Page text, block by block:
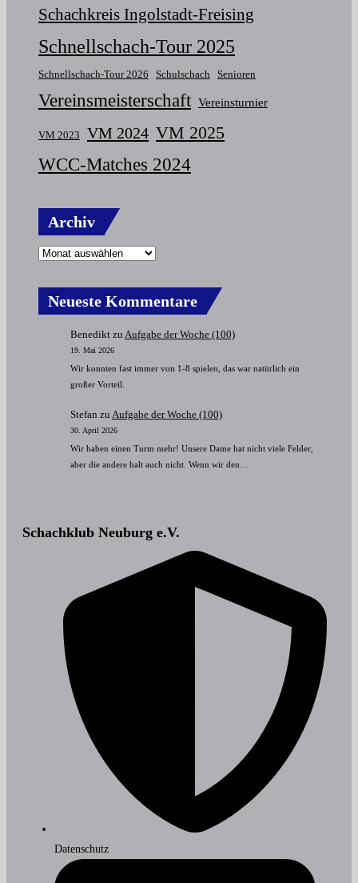
Schachkreis Ingolstadt-Freising
Schnellschach-Tour 2025
Schnellschach-Tour 2026 Schulschach Senioren
Vereinsmeisterschaft Vereinsturnier
VM 2023 VM 2024 VM 2025
WCC-Matches 2024
Archiv
Neueste Kommentare
Benedikt zu Aufgabe der Woche (100)
19. Mai 2026
Wir konnten fast immer von 1-8 spielen, das war natürlich ein
großer Vorteil.
Stefan zu Aufgabe der Woche (100)
30. April 2026
Wir haben einen Turm mehr! Unsere Dame hat nicht viele Felder,
aber die andere halt auch nicht. Wenn wir den…
Schachklub Neuburg e.V.
Datenschutz